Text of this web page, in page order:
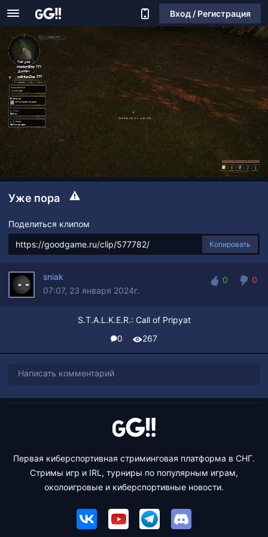
Вход / Регистрация
Уже пора
Поделиться клипом
Копировать
sniak
07:07, 23 января 2024г.
0
0
S.T.A.L.K.E.R.: Call of Pripyat
0
267
Написать комментарий
Первая киберспортивная стриминговая платформа в СНГ.
Стримы игр и IRL, турниры по популярным играм,
околоигровые и киберспортивные новости.